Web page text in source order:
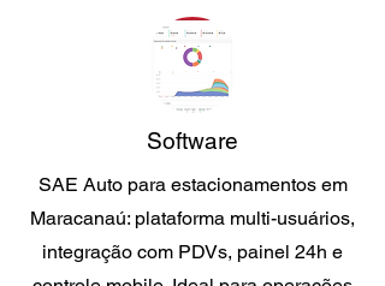
Software
SAE Auto para estacionamentos em
Maracanaú: plataforma multi-usuários,
integração com PDVs, painel 24h e